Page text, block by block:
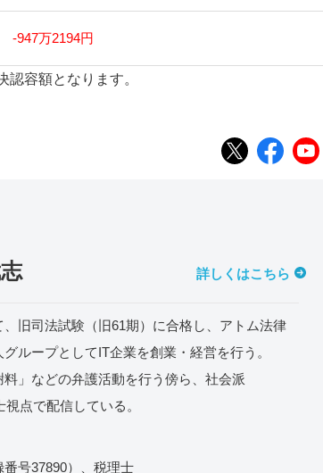
-947万2194円
容額となります。
詳しくはこちら
旧司法試験（旧61期）に合格し、アトム法律
ループとしてIT企業を創業・経営を行う。
」などの弁護活動を行う傍ら、社会派
点で配信している。
号37890）、税理士